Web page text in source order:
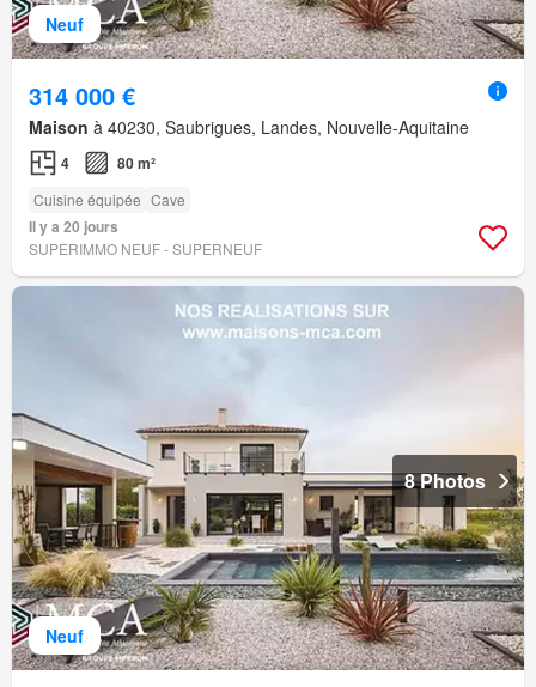
Neuf
314 000 €
Maison à 40230, Saubrigues, Landes, Nouvelle-Aquitaine
4 80 m²
Cuisine équipée Cave
Il y a 20 jours
SUPERIMMO NEUF - SUPERNEUF
Neuf
8 Photos